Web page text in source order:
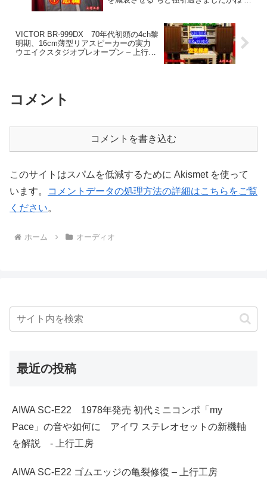
VICTOR BR-999DX 70年代初頭の4ch黎
明期、16cm薄型リアスピーカーの実力
ウエイクスタジオプレオープン – 上行工
コメント
コメントを書き込む
このサイトはスパムを低減するために Akismet を使って
います。
コメントデータの処理方法の詳細はこちらをご覧
ください。
ホーム オーディオ
最近の投稿
AIWA SC-E22 1978年発売 初代ミニコンポ「my
Pace」の音や如何に アイワ ステレオセットの新機軸
を解説 - 上行工房
AIWA SC-E22 ゴムエッジの亀裂修復 – 上行工房